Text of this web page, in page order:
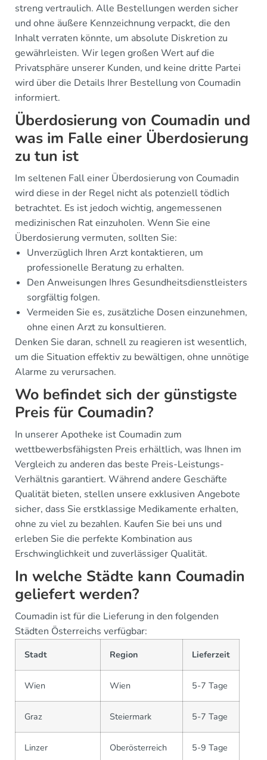
streng vertraulich. Alle Bestellungen werden sicher
und ohne äußere Kennzeichnung verpackt, die den
Inhalt verraten könnte, um absolute Diskretion zu
gewährleisten. Wir legen großen Wert auf die
Privatsphäre unserer Kunden, und keine dritte Partei
wird über die Details Ihrer Bestellung von Coumadin
informiert.
Überdosierung von Coumadin und
was im Falle einer Überdosierung
zu tun ist
Im seltenen Fall einer Überdosierung von Coumadin
wird diese in der Regel nicht als potenziell tödlich
betrachtet. Es ist jedoch wichtig, angemessenen
medizinischen Rat einzuholen. Wenn Sie eine
Überdosierung vermuten, sollten Sie:
Unverzüglich Ihren Arzt kontaktieren, um
professionelle Beratung zu erhalten.
Den Anweisungen Ihres Gesundheitsdienstleisters
sorgfältig folgen.
Vermeiden Sie es, zusätzliche Dosen einzunehmen,
ohne einen Arzt zu konsultieren.
Denken Sie daran, schnell zu reagieren ist wesentlich,
um die Situation effektiv zu bewältigen, ohne unnötige
Alarme zu verursachen.
Wo befindet sich der günstigste
Preis für Coumadin?
In unserer Apotheke ist Coumadin zum
wettbewerbsfähigsten Preis erhältlich, was Ihnen im
Vergleich zu anderen das beste Preis-Leistungs-
Verhältnis garantiert. Während andere Geschäfte
Qualität bieten, stellen unsere exklusiven Angebote
sicher, dass Sie erstklassige Medikamente erhalten,
ohne zu viel zu bezahlen. Kaufen Sie bei uns und
erleben Sie die perfekte Kombination aus
Erschwinglichkeit und zuverlässiger Qualität.
In welche Städte kann Coumadin
geliefert werden?
Coumadin ist für die Lieferung in den folgenden
Städten Österreichs verfügbar:
Stadt Region Lieferzeit
Wien Wien 5-7 Tage
Graz Steiermark 5-7 Tage
Linzer Oberösterreich 5-9 Tage